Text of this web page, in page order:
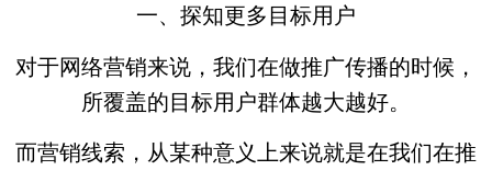
一、探知更多目标用户
对于网络营销来说，我们在做推广传播的时候，
所覆盖的目标用户群体越大越好。
而营销线索，从某种意义上来说就是在我们在推